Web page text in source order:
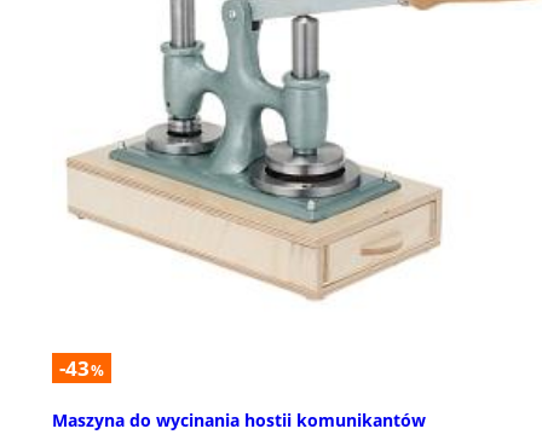
-43%
Maszyna do wycinania hostii komunikantów